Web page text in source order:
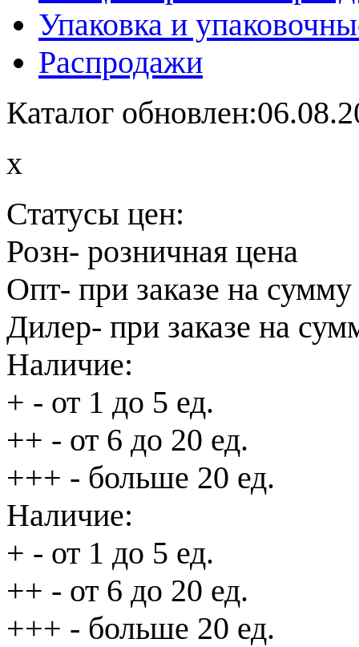
Упаковка и
Распродажи
Каталог
x
Статусы цен:
Розн- розничная цена
Опт- при заказе на
Дилер- при заказе на
Наличие:
+ - от 1 до 5 ед.
++ - от 6 до 20 ед.
+++ - больше 20 ед.
Наличие:
+ - от 1 до 5 ед.
++ - от 6 до 20 ед.
+++ - больше 20 ед.